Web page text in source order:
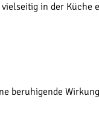
in der Küche
beruhigende